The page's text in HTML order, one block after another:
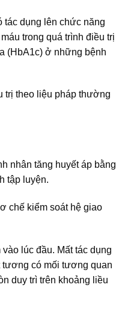
tác dụng lên chức năng
trong quá trình điều trị
(HbA1c) ở những bệnh
trị theo liệu pháp thường
nhân tăng huyết áp bằng
tập luyện.
chế kiểm soát hệ giao
lúc đầu. Mất tác dụng
tương có mối tương quan
duy trì trên khoảng liều